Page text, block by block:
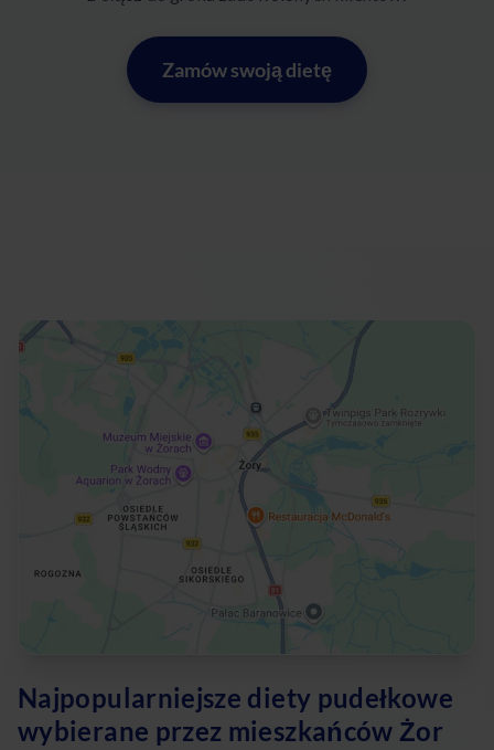
Zamów swoją dietę
Najpopularniejsze diety pudełkowe
wybierane przez mieszkańców Żor